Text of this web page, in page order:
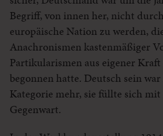
Begriff, von innen her, nicht
europäische Nation zu werden,
Anachronismen kastenmäßiger
Partikularismen aus eigener
begonnen hatte. Deutsch sein
Kategorie mehr, sie füllte sich
Gegenwart.